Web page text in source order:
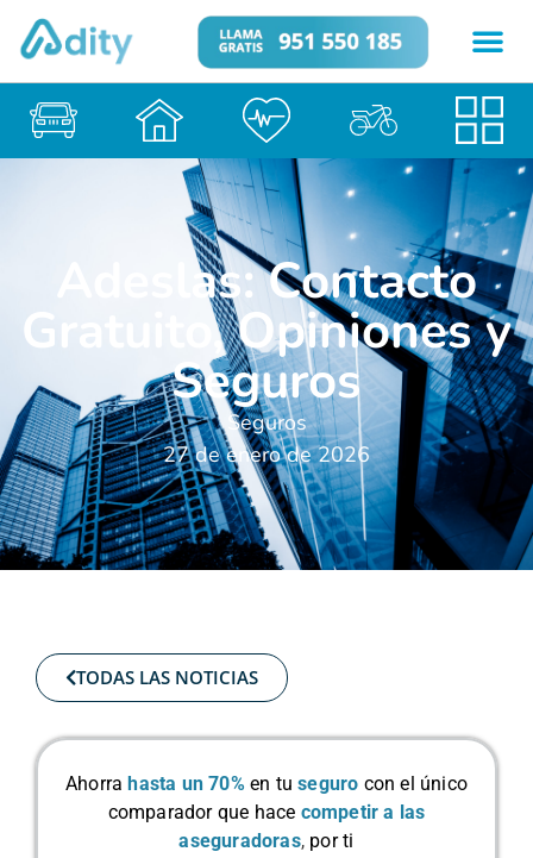
Adeslas: Contacto
Gratuito, Opiniones y
Seguros
Seguros
27 de enero de 2026
TODAS LAS NOTICIAS
Ahorra hasta un 70% en tuseguro con el único
comparador que hace competir a las
aseguradoras, por ti